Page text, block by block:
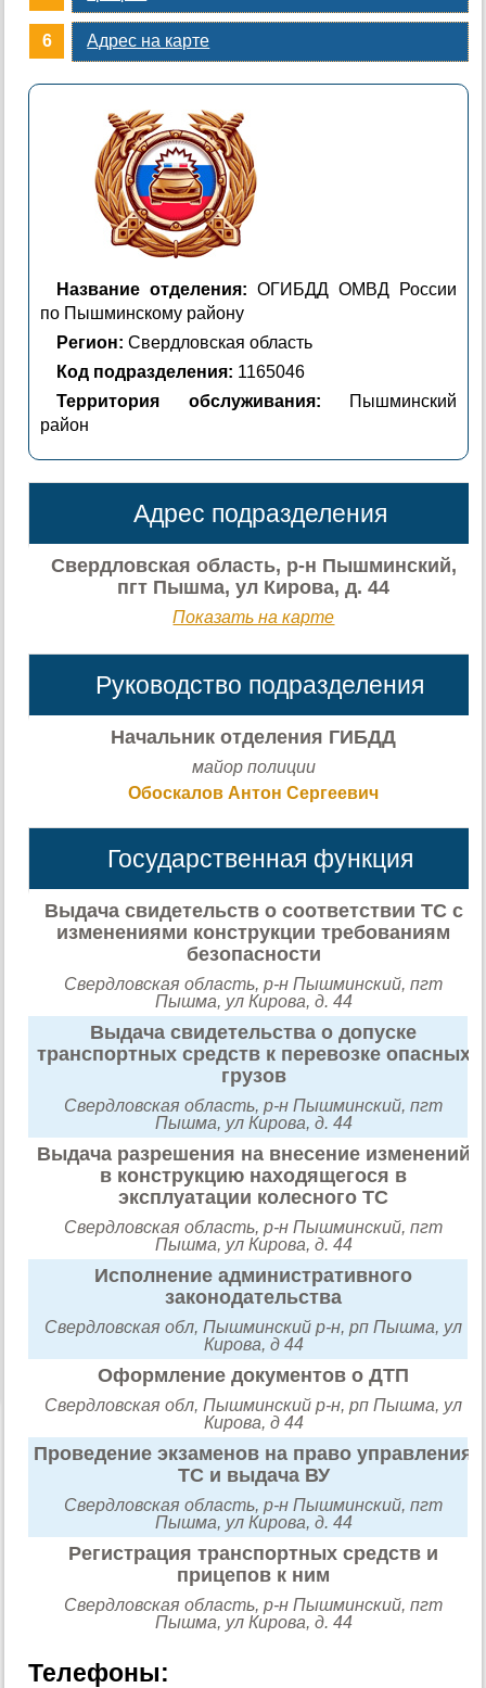
Адрес на карте
Название отделения: ОГИБДД ОМВД России
по Пышминскому району
Регион: Свердловская область
Код подразделения: 1165046
Территория обслуживания: Пышминский
район
Адрес подразделения
Свердловская область, р-н Пышминский,
пгт Пышма, ул Кирова, д. 44
Показать на карте
Руководство подразделения
Начальник отделения ГИБДД
майор полиции
Обоскалов Антон Сергеевич
Государственная функция
Выдача свидетельств о соответствии ТС с
изменениями конструкции требованиям
безопасности
Свердловская область, р-н Пышминский, пгт
Пышма, ул Кирова, д. 44
Выдача свидетельства о допуске
транспортных средств к перевозке опасных
грузов
Свердловская область, р-н Пышминский, пгт
Пышма, ул Кирова, д. 44
Выдача разрешения на внесение изменений
в конструкцию находящегося в
эксплуатации колесного ТС
Свердловская область, р-н Пышминский, пгт
Пышма, ул Кирова, д. 44
Исполнение административного
законодательства
Свердловская обл, Пышминский р-н, рп Пышма, ул
Кирова, д 44
Оформление документов о ДТП
Свердловская обл, Пышминский р-н, рп Пышма, ул
Кирова, д 44
Проведение экзаменов на право управления
ТС и выдача ВУ
Свердловская область, р-н Пышминский, пгт
Пышма, ул Кирова, д. 44
Регистрация транспортных средств и
прицепов к ним
Свердловская область, р-н Пышминский, пгт
Пышма, ул Кирова, д. 44
Телефоны: